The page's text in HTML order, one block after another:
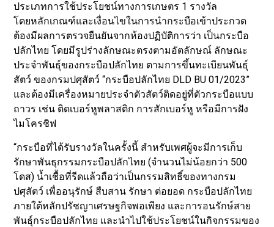
ประเภทการใช้ประโยชน์ทางการเกษตร 1 รางวัล
โดยหลักเกณฑ์และเงื่อนไขในการนำกระบือเข้าประกวด
ต้องมีผลการตรวจยืนยันจากห้องปฏิบัติการว่า เป็นกระบือ
ปลักไทย โดยมีรูปร่างลักษณะตรงตามอัตลักษณ์ ลักษณะ
ประจำพันธุ์ของกระบือปลักไทย ตามการขึ้นทะเบียนพันธุ์
สัตว์ ของกรมปศุสัตว์ “กระบือปลักไทย DLD BU 01/2023”
และต้องมีเครื่องหมายประจำตัวสัตว์ติดอยู่ที่ตัวกระบือแบบ
ถาวร เช่น ติดเบอร์หูพลาสติก การสักเบอร์หู หรือมีการฝัง
ไมโครชิฟ
“กระบือที่ได้รับรางวัลในครั้งนี้ สำหรับเพศผู้จะมีการเก็บ
รักษาพันธุกรรมกระบือปลักไทย (จำนวนไม่น้อยกว่า 500
โดส) น้ำเชื้อที่รีดแล้วถือว่าเป็นกรรมสิทธิ์ของทางกรม
ปศุสัตว์ เพื่ออนุรักษ์ สืบสาน รักษา ต่อยอด กระบือปลักไทย
ภายใต้หลักปรัชญาเศรษฐกิจพอเพียง และการอนรักษ์สาย
พันธุ์กระบือปลักไทย และนำไปใช้ประโยชน์ในกิจกรรมของ